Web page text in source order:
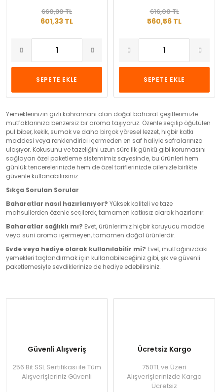
601,33 TL
660,80 TL
SEPETE EKLE
560,56 TL
616,00 TL
SEPETE EKLE
Yemeklerinizin gizli kahramanı olan doğal baharat çeşitlerimizle
mutfaklarınıza benzersiz bir aroma taşıyoruz. Özenle seçilip öğütülen
pul biber, kekik, sumak ve daha birçok yöresel lezzet, hiçbir katkı
maddesi veya renklendirici içermeden en saf haliyle sofralarınıza
ulaşıyor. Kokusunu ve tazeliğini uzun süre ilk günkü gibi korumasını
sağlayan özel paketleme sistemimiz sayesinde, bu ürünleri hem
günlük tencerelerinizde hem de özel tariflerinizde ailenizle birlikte
güvenle kullanabilirsiniz.
Sıkça Sorulan Sorular
Baharatlar nasıl hazırlanıyor? Yüksek kaliteli ve taze
mahsullerden özenle seçilerek, tamamen katkısız olarak hazırlanır.
Baharatlar sağlıklı mı? Evet, ürünlerimiz hiçbir koruyucu madde
veya suni aroma içermeyen, tamamen doğal ürünlerdir.
Evde veya hediye olarak kullanılabilir mi? Evet, mutfağınızdaki
yemekleri taçlandırmak için kullanabileceğiniz gibi, şık ve güvenli
paketlemesiyle sevdiklerinize de hediye edebilirsiniz.
Güvenli Alışveriş
256 Bit SSL Sertifikası ile Tüm
Alışverişleriniz Güvenli
Ücretsiz Kargo
750TL ve Üzeri
Alışverişlerinizde Kargo
Ücretsiz